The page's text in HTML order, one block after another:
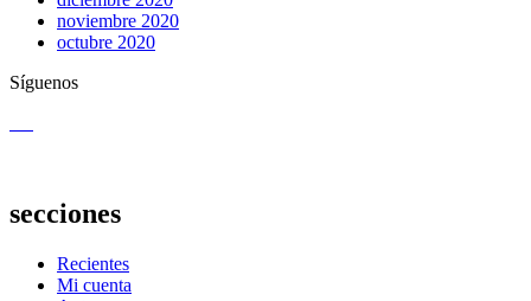
noviembre 2020
octubre 2020
Síguenos
secciones
Recientes
Mi cuenta